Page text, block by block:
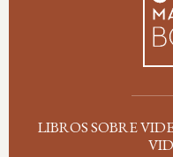
LIBROS SOBRE